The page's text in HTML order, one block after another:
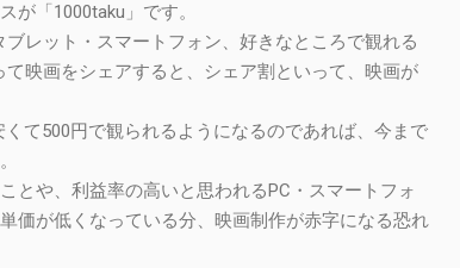
が「1000taku」です。
レット・スマートフォン、好きなところで観れる
映画をシェアすると、シェア割といって、映画が
て500円で観られるようになるのであれば、今まで
とや、利益率の高いと思われるPC・スマートフォ
価が低くなっている分、映画制作が赤字になる恐れ